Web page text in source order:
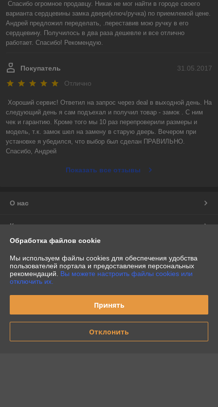
Спасибо огромное продавцу. Никак не мог найти в городе своего
варианта сердцевины замка двери(ключ/ручка) по приемлемой цене.
Андрей предложил переделать, .переставив мою ручку в его
сердцевину. Получилось в два раза дешевле и все отлично
работает. Спасибо! Рекомендую.
31.05.2017
Покупатель
Отлично
Хороший сервис! Ответил на запрос через deal в выходной день. На
следующий день я сам подъехал и получил товар - замок . С ним
чек и гарантию. Кроме того мы 10 раз перепроверили размеры и
модель, т.к. замок шел на замену в старую дверь. Вечером при
установке я убедился, что выбор был сделан ПРАВИЛЬНО.
Спасибо, Андрей
Показать все отзывы
О нас
Контакты
График работы
Полная версия сайта
Сайт создан на платформе Deal.by
Обработка файлов cookie
Мы используем файлы cookies для обеспечения удобства
пользователей портала и предоставления персональных
рекомендаций. Вы можете настроить файлы cookies или
отключить их.
Принять
Отклонить